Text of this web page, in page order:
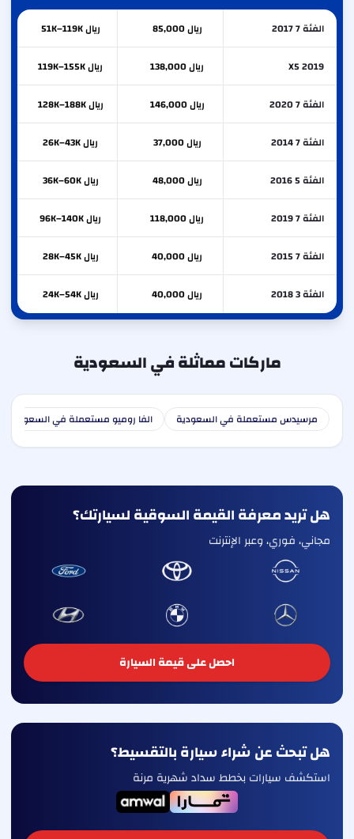
الفئة 7 2017 ريال 85,000 ريال 51K–119K
X5 2019 ريال 138,000 ريال 119K–155K
الفئة 7 2020 ريال 146,000 ريال 128K–188K
الفئة 7 2014 ريال 37,000 ريال 26K–43K
الفئة 5 2016 ريال 48,000 ريال 36K–60K
الفئة 7 2019 ريال 118,000 ريال 96K–140K
الفئة 7 2015 ريال 40,000 ريال 28K–45K
الفئة 3 2018 ريال 40,000 ريال 24K–54K
ماركات مماثلة في السعودية
مرسيدس مستعملة في السعودية الفا روميو مستعملة في السعودية
هل تريد معرفة القيمة السوقية لسيارتك؟
مجاني، فوري، وعبر الإنترنت
احصل على قيمة السيارة
هل تبحث عن شراء سيارة بالتقسيط؟
استكشف سيارات بخطط سداد شهرية مرنة